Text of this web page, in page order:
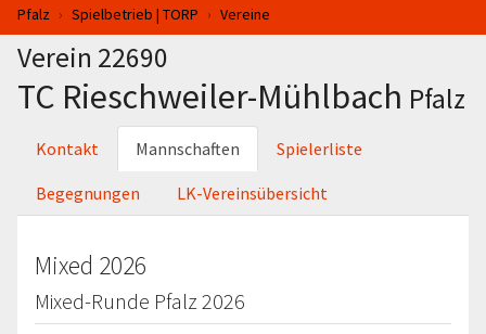
Sie sind hier:
Pfalz Spielbetrieb | TORP Vereine
Verein 22690
TC Rieschweiler-Mühlbach Pfalz
Kontakt Mannschaften Spielerliste
Begegnungen LK-Vereinsübersicht
Mixed 2026
Mixed-Runde Pfalz 2026